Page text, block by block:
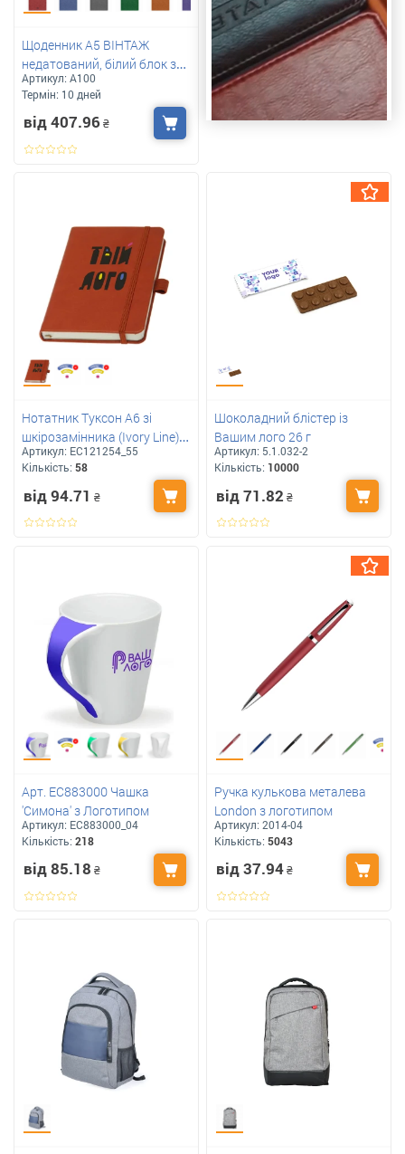
Щоденник А5 ВІНТАЖ
недатований, білий блок з
вашим лого
Артикул: A100
Термін: 10 дней
від 407.96₴
Нотатник Туксон А6 зі
шкірозамінника (Ivory Line)
аркуши кольору слонової
кістки, щільність – 80 г/м² з
логотипом
Артикул: ЕС121254_55
Кількість: 58
від 94.71 ₴
Шоколадний блістер із
Вашим лого 26 г
Артикул: 5.1.032-2
Кількість: 10000
від 71.82 ₴
Арт. ЕС883000 Чашка
'Симона' з Логотипом
Артикул: ЕС883000_04
Кількість: 218
від 85.18 ₴
Ручка кулькова металева
London з логотипом
Артикул:2014-04
Кількість:5043
від 37.94₴